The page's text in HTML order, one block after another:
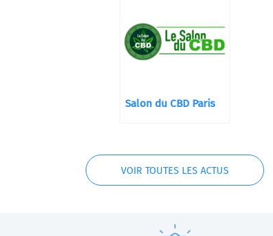
Salon du CBD Paris
VOIR TOUTES LES ACTUS